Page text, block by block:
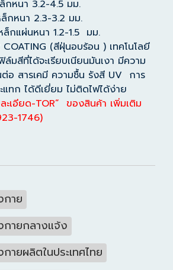
กหนา 3.2-4.5 มม.
ล็กหนา 2.3-3.2 มม.
ล็กแผ่นหนา 1.2-1.5 มม.
COATING (สีฝุ่นอบร้อน ) เทคโนโลยี
สีที่ได้จะเรียบเนียนมันเงา มีความ
อ สารเคมี ความชื้น รังสี UV การ
ทก ได้ดีเยี่ยม ไม่ติดไฟได้ง่าย
ะเอียด-TOR” ของสินค้า เพิ่มเติม
1746)
กาย
กายกลางแจ้ง
ายผลิตในประเทศไทย